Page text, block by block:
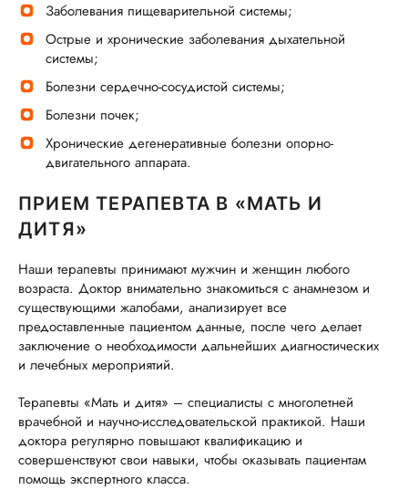
Заболевания пищеварительной системы;
Острые и хронические заболевания дыхательной
системы;
Болезни сердечно-сосудистой системы;
Болезни почек;
Хронические дегенеративные болезни опорно-
двигательного аппарата.
ПРИЕМ ТЕРАПЕВТА В «МАТЬ И
ДИТЯ»
Наши терапевты принимают мужчин и женщин любого
возраста. Доктор внимательно знакомиться с анамнезом и
существующими жалобами, анализирует все
предоставленные пациентом данные, после чего делает
заключение о необходимости дальнейших диагностических
и лечебных мероприятий.
Терапевты «Мать и дитя» – специалисты с многолетней
врачебной и научно-исследовательской практикой. Наши
доктора регулярно повышают квалификацию и
совершенствуют свои навыки, чтобы оказывать пациентам
помощь экспертного класса.